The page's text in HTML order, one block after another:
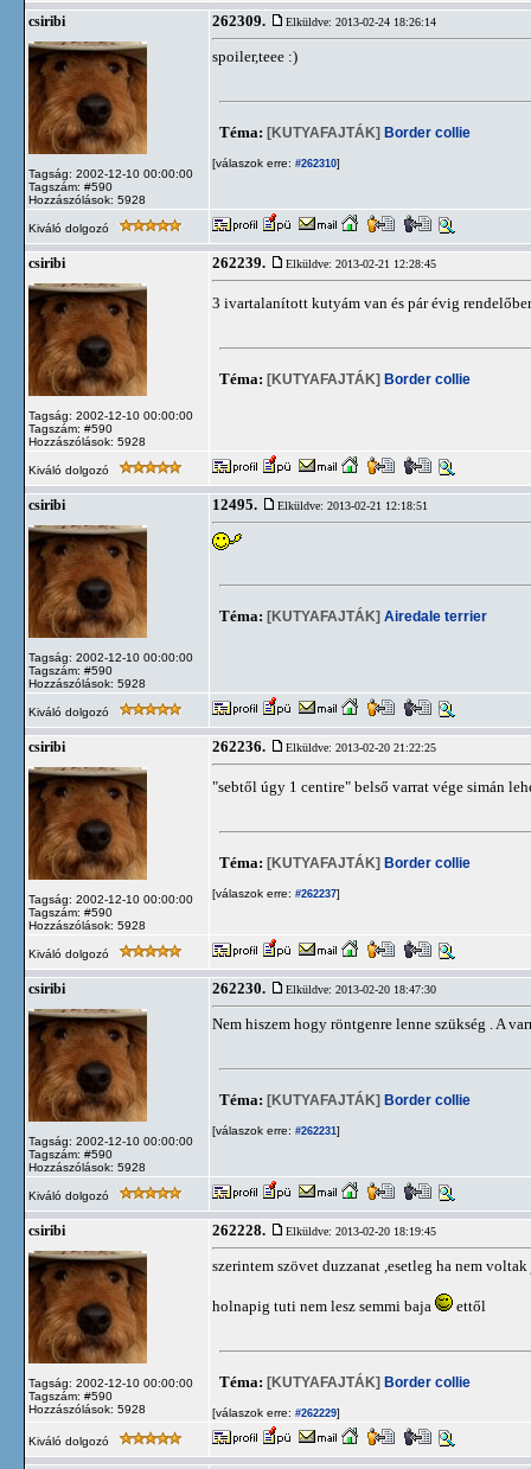
csiribi
Tagság: 2002-12-10 00:00:00
Tagszám: #590
Hozzászólások: 5928
262309. Elküldve: 2013-02-24 18:26:14
spoiler,teee :)
Téma: [KUTYAFAJTÁK] Border collie
[válaszok erre: #262310]
Kiváló dolgozó
csiribi
Tagság: 2002-12-10 00:00:00
Tagszám: #590
Hozzászólások: 5928
262239. Elküldve: 2013-02-21 12:28:45
3 ivartalanított kutyám van és pár évig
Téma: [KUTYAFAJTÁK] Border collie
Kiváló dolgozó
csiribi
Tagság: 2002-12-10 00:00:00
Tagszám: #590
Hozzászólások: 5928
12495. Elküldve: 2013-02-21 12:18:51
Téma: [KUTYAFAJTÁK] Airedale terrier
Kiváló dolgozó
csiribi
Tagság: 2002-12-10 00:00:00
Tagszám: #590
Hozzászólások: 5928
262236. Elküldve: 2013-02-20 21:22:25
"sebtől úgy 1 centire" belső varrat vége simán
Téma: [KUTYAFAJTÁK] Border collie
[válaszok erre: #262237]
Kiváló dolgozó
csiribi
Tagság: 2002-12-10 00:00:00
Tagszám: #590
Hozzászólások: 5928
262230. Elküldve: 2013-02-20 18:47:30
Nem hiszem hogy röntgenre lenne szükség . A
Téma: [KUTYAFAJTÁK] Border collie
[válaszok erre: #262231]
Kiváló dolgozó
csiribi
Tagság: 2002-12-10 00:00:00
Tagszám: #590
Hozzászólások: 5928
262228. Elküldve: 2013-02-20 18:19:45
szerintem szövet duzzanat ,esetleg ha nem
holnapig tuti nem lesz semmi baja ettől
Téma: [KUTYAFAJTÁK] Border collie
[válaszok erre: #262229]
Kiváló dolgozó